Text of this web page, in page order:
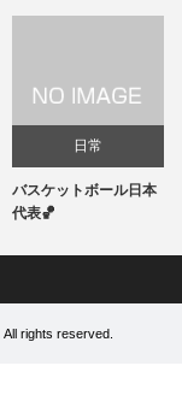
日常
バスケットボール日本
代表🏀
All rights reserved.